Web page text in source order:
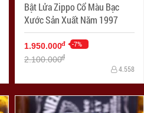
Bật Lửa Zippo Cổ Màu Bạc
Xước Sản Xuất Năm 1997
1.950.000đ -7%
2.100.000đ
4.558